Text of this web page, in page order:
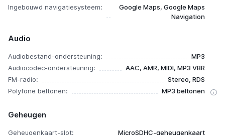
Ingebouwd navigatiesysteem:
Google Maps, Google Maps
Navigation
Audio
Audiobestand-ondersteuning:
MP3
Audiocodec-ondersteuning:
AAC, AMR, MIDI, MP3 VBR
FM-radio:
Stereo, RDS
Polyfone beltonen:
MP3 beltonen
Geheugen
Geheugenkaart-slot:
MicroSDHC-geheugenkaart